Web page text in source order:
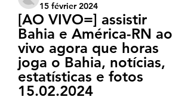
15 février 2024
[AO VIVO=] assistir
Bahia e América-RN ao
vivo agora que horas
joga o Bahia, notícias,
estatísticas e fotos
15.02.2024